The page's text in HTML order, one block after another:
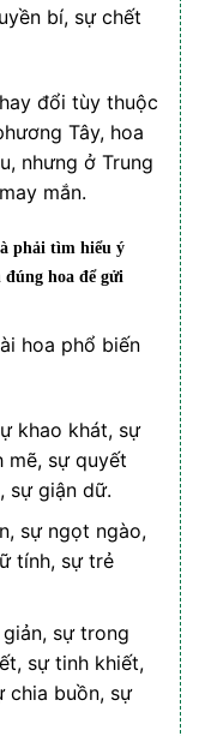
bí, sự chết
đổi tùy thuộc
Tây, hoa
nhưng ở Trung
mắn.
phải tìm hiểu ý
đúng hoa để gửi
hoa phổ biến
khao khát, sự
mẽ, sự quyết
sự giận dữ.
sự ngọt ngào,
tính, sự trẻ
sự trong
sự tinh khiết,
chia buồn, sự